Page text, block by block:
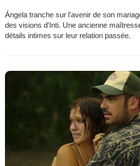
Ángela tranche sur l'avenir de son
des visions d'Inti. Une ancienne
détails intimes sur leur relation passée.